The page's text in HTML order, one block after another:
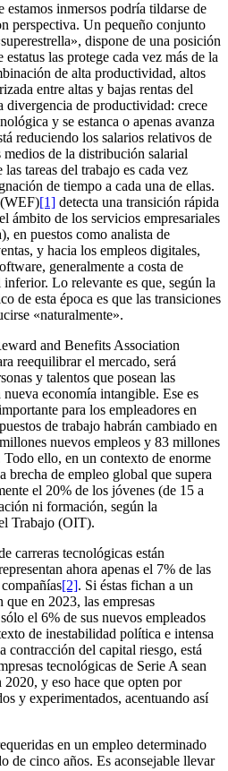
inmersos podría tildarse de
perspectiva. Un pequeño conjunto
dispone de una posición
las protege cada vez más de la
de alta productividad, altos
entre altas y bajas rentas del
de productividad: crece
y se estanca o apenas avanza
reduciendo los salarios relativos de
de la distribución salarial
tareas del trabajo es cada vez
de tiempo a cada una de ellas.
[1] detecta una transición rápida
ámbito de los servicios empresariales
en puestos como analista de
y hacia los empleos digitales,
generalmente a costa de
Lo relevante es que, según la
de esta época es que las transiciones
«naturalmente».
and Benefits Association
reequilibrar el mercado, será
y talentos que posean las
economía intangible. Ese es
para los empleadores en
de trabajo habrán cambiado en
nuevos empleos y 83 millones
Todo ello, en un contexto de enorme
brecha de empleo global que supera
el 20% de los jóvenes (de 15 a
ni formación, según la
Trabajo (OIT).
carreras tecnológicas están
ahora apenas el 7% de las
[2]. Si éstas fichan a un
en 2023, las empresas
el 6% de sus nuevos empleados
de inestabilidad política e intensa
del capital riesgo, está
tecnológicas de Serie A sean
2020, y eso hace que opten por
y experimentados, acentuando así
en un empleo determinado
de cinco años. Es aconsejable llevar